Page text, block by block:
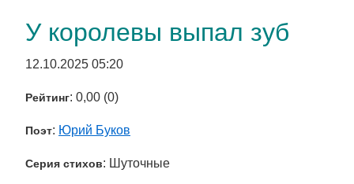
У королевы выпал зуб
12.10.2025 05:20
Рейтинг: 0,00 (0)
Поэт: Юрий Буков
Серия стихов: Шуточные